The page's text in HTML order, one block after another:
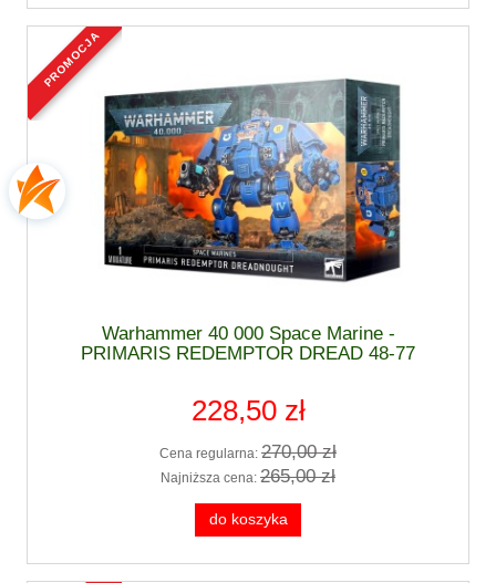
Warhammer 40 000 Space Marine -
PRIMARIS REDEMPTOR DREAD 48-77
228,50 zł
Cena regularna: 270,00 zł
Najniższa cena: 265,00 zł
do koszyka
promocja